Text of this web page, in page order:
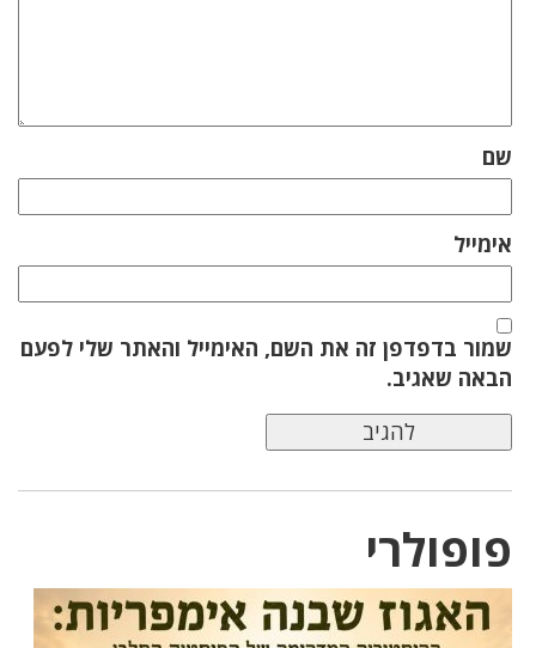
שם
אימייל
שמור בדפדפן זה את השם, האימייל והאתר שלי לפעם
הבאה שאגיב.
פופולרי